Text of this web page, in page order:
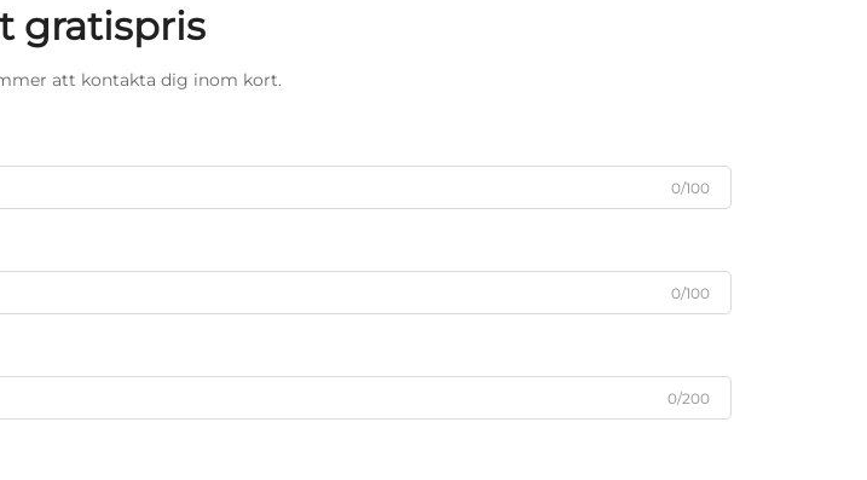
gratispris
att kontakta dig inom kort.
0/100
0/100
0/200